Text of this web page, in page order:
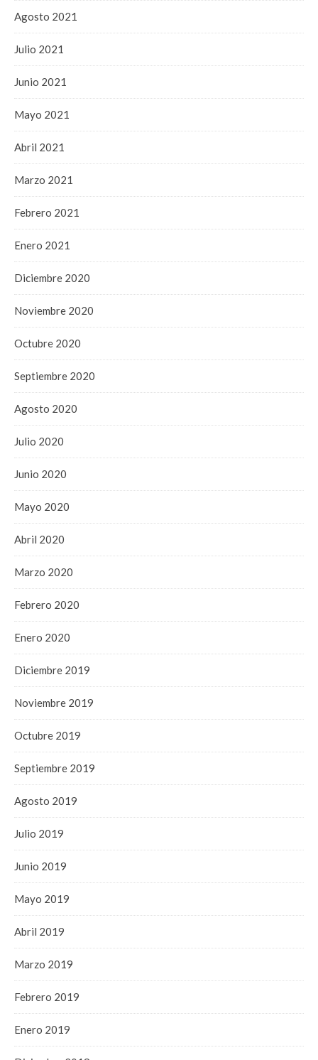
Agosto 2021
Julio 2021
Junio 2021
Mayo 2021
Abril 2021
Marzo 2021
Febrero 2021
Enero 2021
Diciembre 2020
Noviembre 2020
Octubre 2020
Septiembre 2020
Agosto 2020
Julio 2020
Junio 2020
Mayo 2020
Abril 2020
Marzo 2020
Febrero 2020
Enero 2020
Diciembre 2019
Noviembre 2019
Octubre 2019
Septiembre 2019
Agosto 2019
Julio 2019
Junio 2019
Mayo 2019
Abril 2019
Marzo 2019
Febrero 2019
Enero 2019